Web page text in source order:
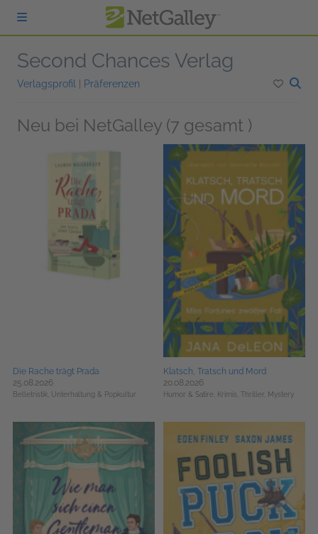
zum Hauptinhalt springen
Second Chances Verlag
Verlagsprofil Präferenzen
Neu bei NetGalley (7 gesamt )
Die Rache trägt Prada
25.08.2026
Belletristik, Unterhaltung & Popkultur
Klatsch, Tratsch und Mord
20.08.2026
Humor & Satire, Krimis, Thriller, Mystery